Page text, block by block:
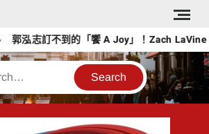
郭泓志訂不到的「饗 A Joy」！Zach LaVine